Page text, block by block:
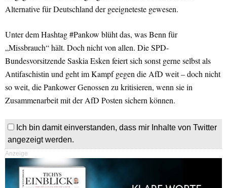
Alternative für Deutschland der geeigneteste gewesen.
Unter dem Hashtag #Pankow blüht das, was Benn für
„Missbrauch“ hält. Doch nicht von allen. Die SPD-
Bundesvorsitzende Saskia Esken feiert sich sonst gerne selbst als
Antifaschistin und geht im Kampf gegen die AfD weit – doch nicht
so weit, die Pankower Genossen zu kritisieren, wenn sie in
Zusammenarbeit mit der AfD Posten sichern können.
Ich bin damit einverstanden, dass mir Inhalte von Twitter
angezeigt werden.
Anzeige